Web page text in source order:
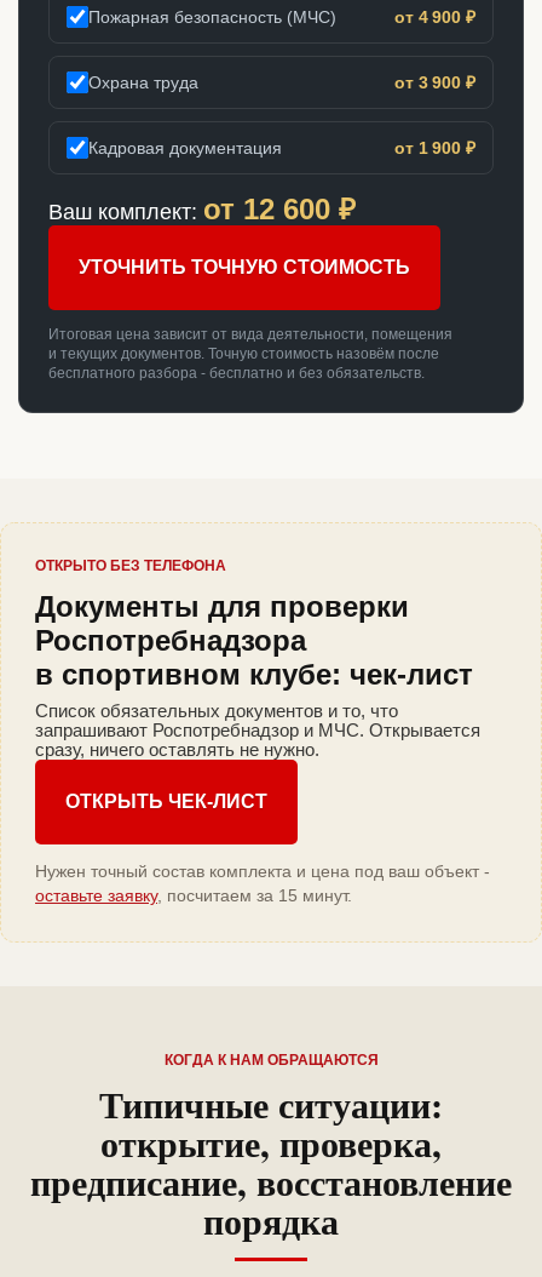
Пожарная безопасность (МЧС) от 4 900 ₽
Охрана труда от 3 900 ₽
Кадровая документация от 1 900 ₽
Ваш комплект: от 12 600 ₽
УТОЧНИТЬ ТОЧНУЮ СТОИМОСТЬ
Итоговая цена зависит от вида деятельности, помещения
и текущих документов. Точную стоимость назовём после
бесплатного разбора - бесплатно и без обязательств.
ОТКРЫТО БЕЗ ТЕЛЕФОНА
Документы для проверки
Роспотребнадзора
в спортивном клубе: чек-лист
Список обязательных документов и то, что
запрашивают Роспотребнадзор и МЧС. Открывается
сразу, ничего оставлять не нужно.
ОТКРЫТЬ ЧЕК-ЛИСТ
Нужен точный состав комплекта и цена под ваш объект -
оставьте заявку, посчитаем за 15 минут.
КОГДА К НАМ ОБРАЩАЮТСЯ
Типичные ситуации:
открытие, проверка,
предписание, восстановление
порядка